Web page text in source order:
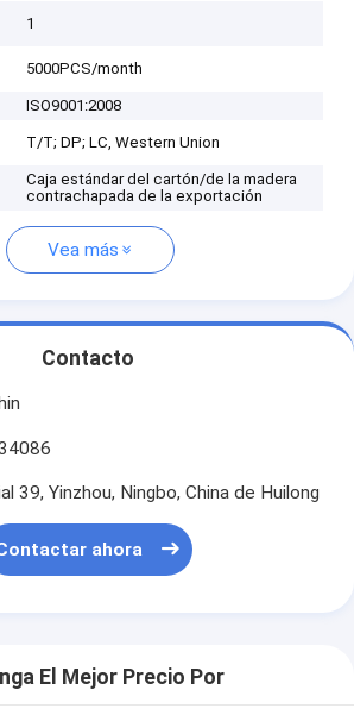
1
5000PCS/month
ISO9001:2008
T/T; DP; LC, Western Union
Caja estándar del cartón/de la madera
contrachapada de la exportación
Vea más
Contacto
39, Yinzhou, Ningbo, China de Huilong
ahora
El Mejor Precio Por